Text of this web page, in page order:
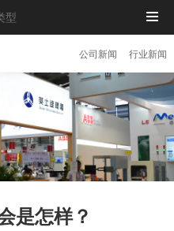
公司新闻 行业新闻
是怎样？